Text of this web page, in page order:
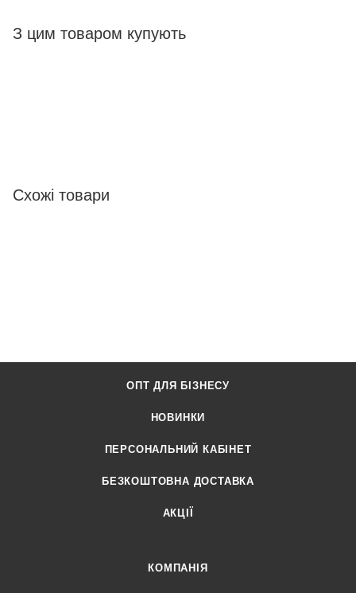
З цим товаром купують
Схожі товари
ОПТ ДЛЯ БІЗНЕСУ
НОВИНКИ
ПЕРСОНАЛЬНИЙ КАБІНЕТ
БЕЗКОШТОВНА ДОСТАВКА
АКЦІЇ
КОМПАНІЯ